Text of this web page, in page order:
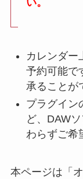
い。
カレンダー
予約可能で
承ることが
プラグイン
ど、DAW
わらずご希
本ページは「